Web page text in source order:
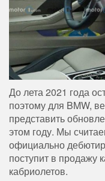
До лета 2021 года
поэтому для BMW,
представить
этом году. Мы
официально
поступит в продажу
кабриолетов.